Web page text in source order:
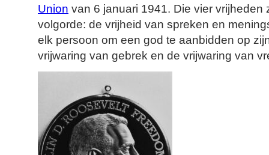
Union van 6 januari 1941. Die vier vrijheden
volgorde: de vrijheid van spreken en
elk persoon om een god te aanbidden op
vrijwaring van gebrek en de vrijwaring van